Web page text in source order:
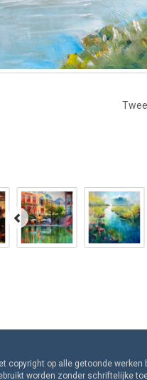
copyright op alle getoonde
worden zonder schriftelijke